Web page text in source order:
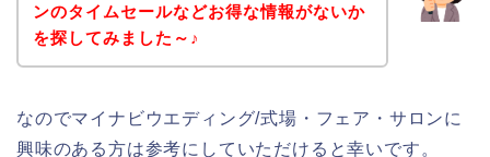
ンのタイムセールなどお得な情報がないか
を探してみました～♪
なのでマイナビウエディング/式場・フェア・サロンに
興味のある方は参考にしていただけると幸いです。